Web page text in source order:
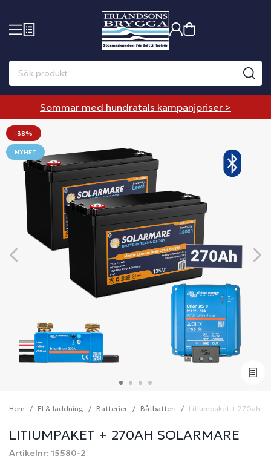
Sommar med hundratals kampanjpriser >
-38%
NYHET
Hem El & laddning Batterier Båtbatteri Litiumpaket + 270ah
LITIUMPAKET + 270AH SOLARMARE
Artikelnr: 15580-2